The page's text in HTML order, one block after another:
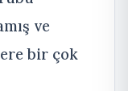
ve
bir çok